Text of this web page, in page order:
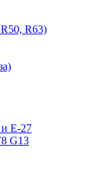
R63)
и Е-27
G13